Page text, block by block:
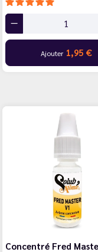
Ajouter 1,95 €
Concentré Fred